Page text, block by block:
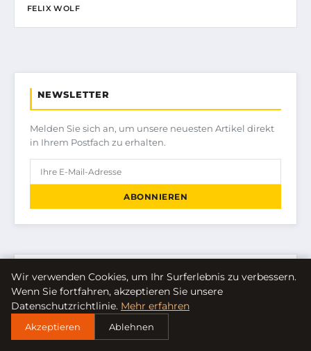
FELIX WOLF
NEWSLETTER
Melden Sie sich an, um unsere neuesten Artikel direkt
in Ihrem Postfach zu erhalten.
ABONNIEREN
KATEGORIEN
FINANZEN & IMMOBILIEN
Wir verwenden Cookies, um Ihr Surferlebnis zu verbessern.
Wenn Sie fortfahren, akzeptieren Sie unsere
Datenschutzrichtlinie. Mehr erfahren
Akzeptieren Ablehnen